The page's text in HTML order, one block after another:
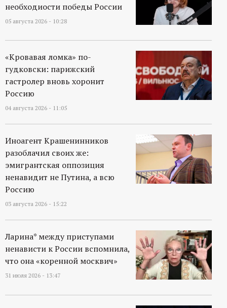
необходиости победы России
05 августа 2026 - 10:28
«Кровавая ломка» по-
гудковски: парижский
гастролер вновь хоронит
Россию
04 августа 2026 - 11:05
Иноагент Крашенинников
разоблачил своих же:
эмигрантская оппозиция
ненавидит не Путина, а всю
Россию
03 августа 2026 - 15:22
Ларина* между приступами
ненависти к России вспомнила,
что она «коренной москвич»
31 июля 2026 - 13:47